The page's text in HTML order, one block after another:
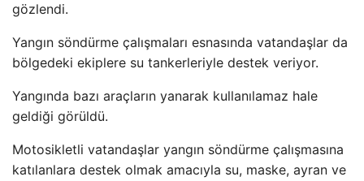
gözlendi.
Yangın söndürme çalışmaları esnasında vatandaşlar da
bölgedeki ekiplere su tankerleriyle destek veriyor.
Yangında bazı araçların yanarak kullanılamaz hale
geldiği görüldü.
Motosikletli vatandaşlar yangın söndürme çalışmasına
katılanlara destek olmak amacıyla su, maske, ayran ve